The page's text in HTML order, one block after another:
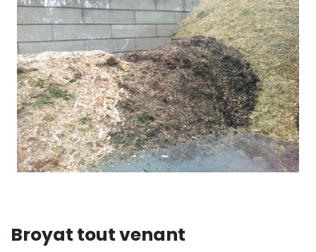
Broyat tout venant